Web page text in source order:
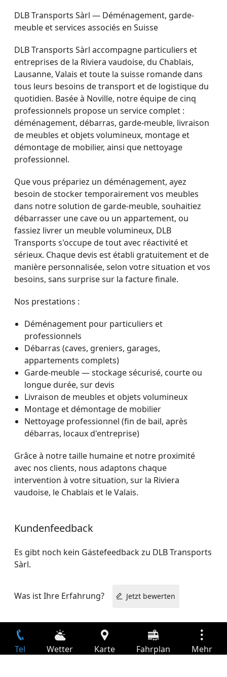
DLB Transports Sàrl — Déménagement, garde-
meuble et services associés en Suisse
DLB Transports Sàrl accompagne particuliers et
entreprises de la Riviera vaudoise, du Chablais,
Lausanne, Valais et toute la suisse romande dans
tous leurs besoins de transport et de logistique du
quotidien. Basée à Noville, notre équipe de cinq
professionnels propose un service complet :
déménagement, débarras, garde-meuble, livraison
de meubles et objets volumineux, montage et
démontage de mobilier, ainsi que nettoyage
professionnel.
Que vous prépariez un déménagement, ayez
besoin de stocker temporairement vos meubles
dans notre solution de garde-meuble, souhaitiez
débarrasser une cave ou un appartement, ou
fassiez livrer un meuble volumineux, DLB
Transports s'occupe de tout avec réactivité et
sérieux. Chaque devis est établi gratuitement et de
manière personnalisée, selon votre situation et vos
besoins, sans surprise sur la facture finale.
Nos prestations :
Déménagement pour particuliers et
professionnels
Débarras (caves, greniers, garages,
appartements complets)
Garde-meuble — stockage sécurisé, courte ou
longue durée, sur devis
Livraison de meubles et objets volumineux
Montage et démontage de mobilier
Nettoyage professionnel (fin de bail, après
débarras, locaux d'entreprise)
Grâce à notre taille humaine et notre proximité
avec nos clients, nous adaptons chaque
intervention à votre situation, sur la Riviera
vaudoise, le Chablais et le Valais.
Kundenfeedback
Es gibt noch kein Gästefeedback zu DLB Transports
Sàrl.
Was ist Ihre Erfahrung? Jetzt bewerten
Tel Wetter Karte Fahrplan Mehr